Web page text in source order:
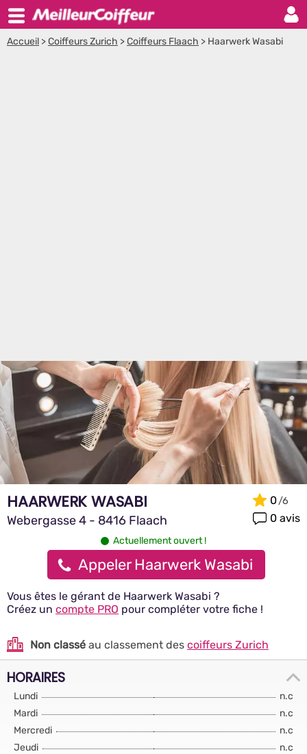
Accueil >Coiffeurs Zurich >Coiffeurs Flaach > Haarwerk Wasabi
HAARWERK WASABI
Webergasse 4 - 8416 Flaach
0
0 avis
Actuellement ouvert !
Appeler Haarwerk Wasabi
Vous êtes le gérant de Haarwerk Wasabi ?
Créez un compte PRO pour compléter votre fiche !
Non classé au classement des coiffeurs Zurich
HORAIRES
Lundi
n.c
Mardi
n.c
Mercredi
n.c
Jeudi
n.c